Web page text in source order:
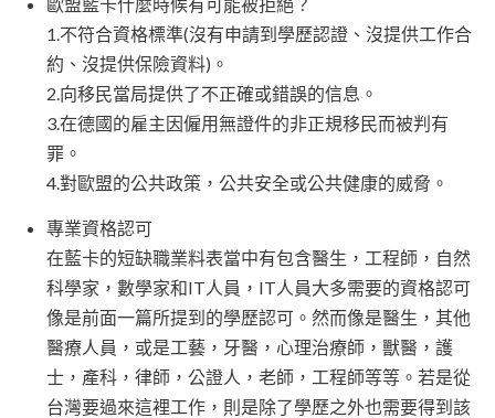
1.不符合資格標準(沒有申請到學歷認證、沒提供工作合
約、沒提供保險資料)。
2.向移民當局提供了不正確或錯誤的信息。
3.在德國的雇主因僱用無證件的非正規移民而被判有
罪。
4.對歐盟的公共政策，公共安全或公共健康的威脅。
專業資格認可
在藍卡的短缺職業料表當中有包含醫生，工程師，自然
科學家，數學家和IT人員，IT人員大多需要的資格認可
像是前面一篇所提到的學歷認可。然而像是醫生，其他
醫療人員，或是工藝，牙醫，心理治療師，獸醫，護
士，產科，律師，公證人，老師，工程師等等。若是從
台灣要過來這裡工作，則是除了學歷之外也需要得到該